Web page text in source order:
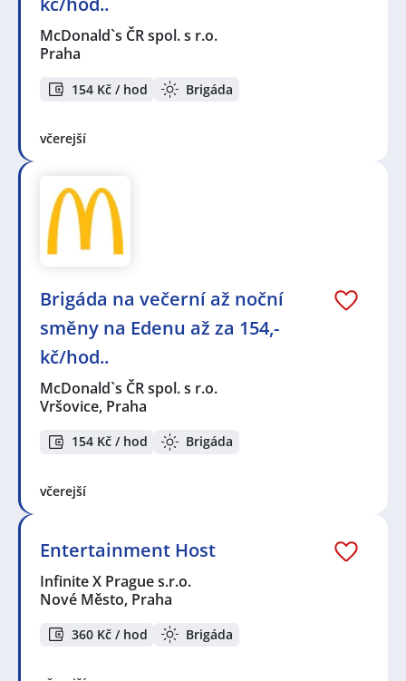
McDonald`s ČR spol. s r.o.
Praha
154 Kč / hod Brigáda
včerejší
Brigáda na večerní až noční
směny na Edenu až za 154,-
kč/hod..
McDonald`s ČR spol. s r.o.
Vršovice, Praha
154 Kč / hod Brigáda
včerejší
Entertainment Host
Infinite X Prague s.r.o.
Nové Město, Praha
360 Kč / hod Brigáda